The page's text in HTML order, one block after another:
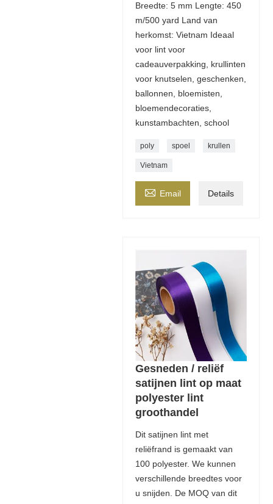
Breedte: 5 mm Lengte: 450
m/500 yard Land van
herkomst: Vietnam Ideaal
voor lint voor
cadeauverpakking, krullinten
voor knutselen, geschenken,
ballonnen, bloemisten,
bloemendecoraties,
kunstambachten, school
poly spoel krullen
Vietnam
 Email Details
Gesneden / reliëf
satijnen lint op maat
polyester lint
groothandel
Dit satijnen lint met
reliëfrand is gemaakt van
100 polyester. We kunnen
verschillende breedtes voor
u snijden. De MOQ van dit